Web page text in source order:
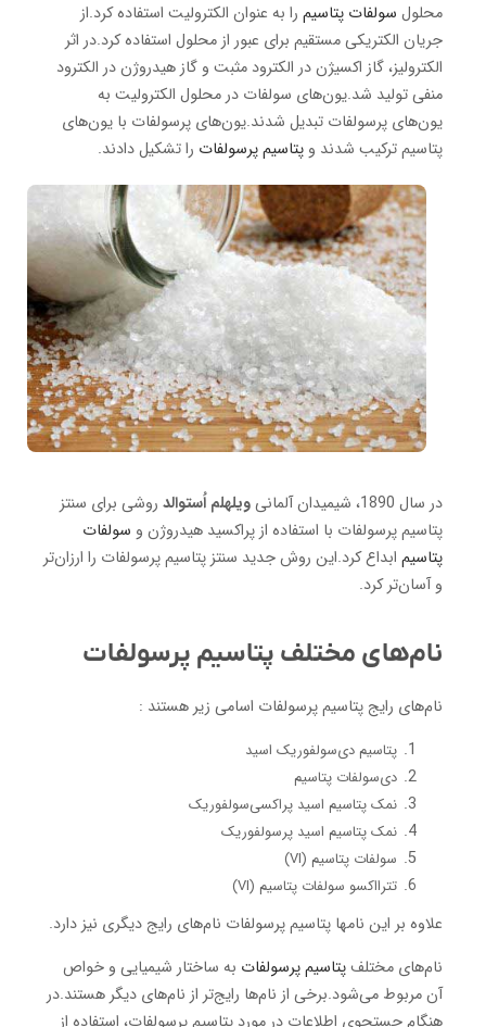
محلول سولفات پتاسیم را به عنوان الکترولیت استفاده کرد.از
جریان الکتریکی مستقیم برای عبور از محلول استفاده کرد.در اثر
الکترولیز، گاز اکسیژن در الکترود مثبت و گاز هیدروژن در الکترود
منفی تولید شد.یون‌های سولفات در محلول الکترولیت به
یون‌های پرسولفات تبدیل شدند.یون‌های پرسولفات با یون‌های
پتاسیم ترکیب شدند و پتاسیم پرسولفات را تشکیل دادند.
در سال 1890، شیمیدان آلمانی ویلهلم اُستوالد روشی برای سنتز
پتاسیم پرسولفات با استفاده از پراکسید هیدروژن و سولفات
پتاسیم ابداع کرد.این روش جدید سنتز پتاسیم پرسولفات را ارزان‌تر
و آسان‌تر کرد.
نام‌های مختلف پتاسیم پرسولفات
نام‌های رایج پتاسیم پرسولفات اسامی زیر هستند :
پتاسیم دی‌سولفوریک اسید
دی‌سولفات پتاسیم
نمک پتاسیم اسید پراکسی‌سولفوریک
نمک پتاسیم اسید پرسولفوریک
سولفات پتاسیم (VI)
تترااکسو سولفات پتاسیم (VI)
علاوه بر این نامها پتاسیم پرسولفات نام‌های رایج دیگری نیز دارد.
نام‌های مختلفپتاسیم پرسولفات به ساختار شیمیایی و خواص
آن مربوط می‌شود.برخی از نام‌ها رایج‌تر از نام‌های دیگر هستند.در